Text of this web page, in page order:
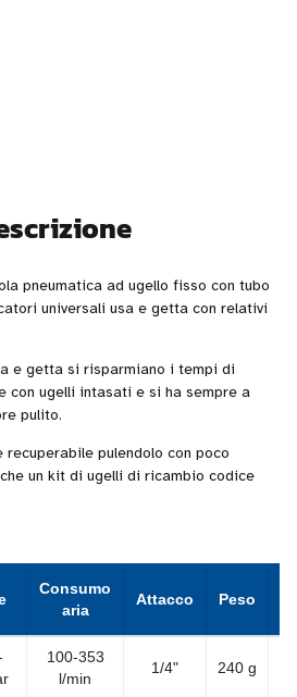
pneumatica ad ugello fisso con tubo
universali usa e getta con relativi
e getta si risparmiano i tempi di
con ugelli intasati e si ha sempre a
pulito.
recuperabile pulendolo con poco
un kit di ugelli di ricambio codice
Consumo
aria
Attacco Peso
100-353
l/min
1/4" 240 g